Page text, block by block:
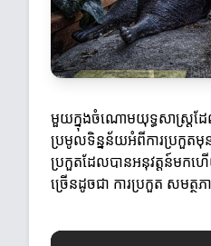
មួយក្នុងចំណោមយុទ្ធសាស្ត្រដែ
ប្រមូលទិន្នន័យអំពីការប្រកួតមុន
ប្រកួតដែលបានអនុវត្តន៍មក
ច្រើនដូចជា ការប្រកួត សមត្ថ